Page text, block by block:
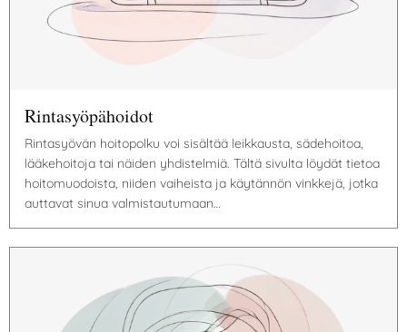
Rintasyöpähoidot
Rintasyövän hoitopolku voi sisältää leikkausta, sädehoitoa,
lääkehoitoja tai näiden yhdistelmiä. Tältä sivulta löydät tietoa
hoitomuodoista, niiden vaiheista ja käytännön vinkkejä, jotka
auttavat sinua valmistautumaan…